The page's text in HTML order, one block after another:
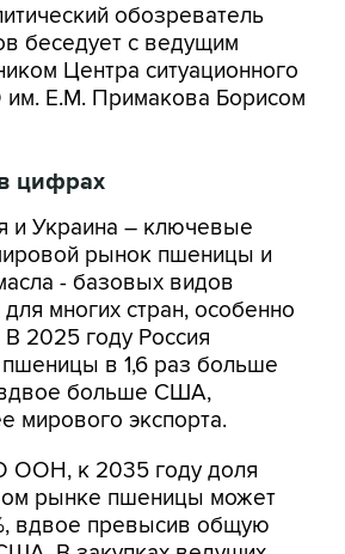
обозреватель
беседует с ведущим
Центра ситуационного
Е.М. Примакова Борисом
цифрах
и Украина – ключевые
рынок пшеницы и
- базовых видов
многих стран, особенно
2025 году Россия
пшеницы в 1,6 раз больше
больше США,
мирового экспорта.
ООН, к 2035 году доля
рынке пшеницы может
вдвое превысив общую